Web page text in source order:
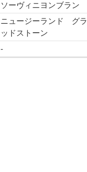
ソーヴィニヨンブラン
ニュージーランド グラ
ッドストーン
-